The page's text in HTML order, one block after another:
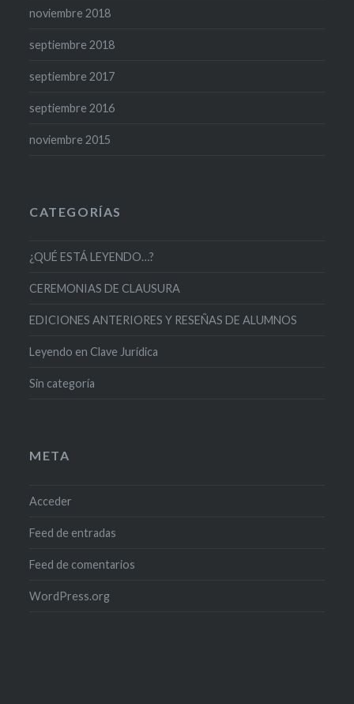
noviembre 2018
septiembre 2018
septiembre 2017
septiembre 2016
noviembre 2015
CATEGORÍAS
¿QUÉ ESTÁ LEYENDO…?
CEREMONIAS DE CLAUSURA
EDICIONES ANTERIORES Y RESEÑAS DE ALUMNOS
Leyendo en Clave Jurídica
Sin categoría
META
Acceder
Feed de entradas
Feed de comentarios
WordPress.org